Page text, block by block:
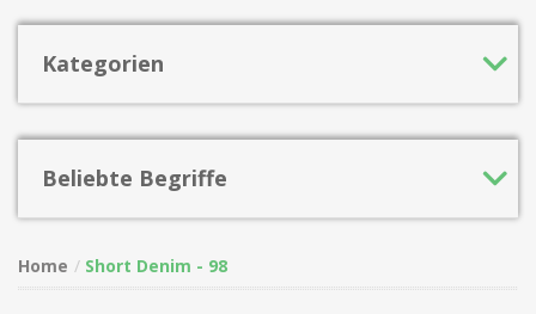
Kategorien
Beliebte Begriffe
Home Short Denim - 98